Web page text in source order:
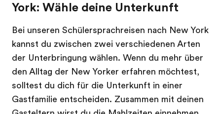
York: Wähle deine Unterkunft
Bei unseren Schülersprachreisen nach New York
kannst du zwischen zwei verschiedenen Arten
der Unterbringung wählen. Wenn du mehr über
den Alltag der New Yorker erfahren möchtest,
solltest du dich für die Unterkunft in einer
Gastfamilie entscheiden. Zusammen mit deinen